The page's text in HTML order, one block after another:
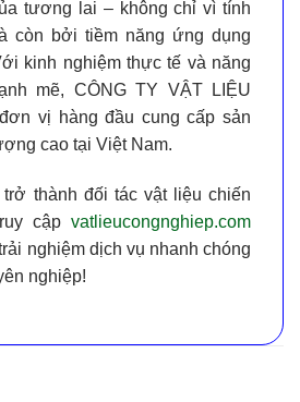
tương lai – không chỉ vì tính
còn bởi tiềm năng ứng dụng
kinh nghiệm thực tế và năng
mẽ, CÔNG TY VẬT LIỆU
vị hàng đầu cung cấp sản
cao tại Việt Nam.
thành đối tác vật liệu chiến
cập vatlieucongnghiep.com
nghiệm dịch vụ nhanh chóng
nghiệp!